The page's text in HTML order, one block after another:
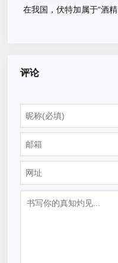
在我国，伏特加属于“酒精
评论